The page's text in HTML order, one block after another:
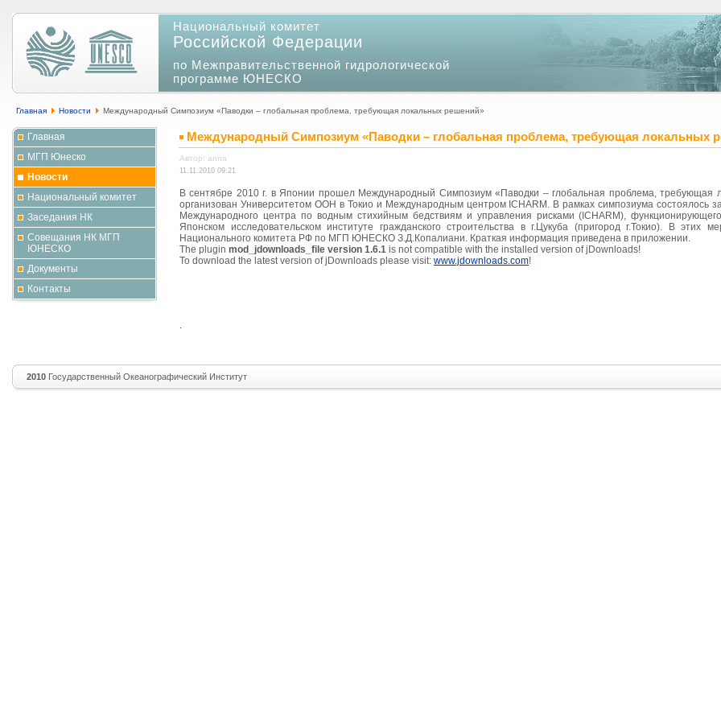
Национальный комитет
Российской Федерации
по Межправительственной гидрологической
программе ЮНЕСКО
Главная Новости Международный Симпозиум «Паводки – глобальная проблема, требующая локальных решений»
Главная
МГП Юнеско
Новости
Национальный комитет
Заседания НК
Совещания НК МГП
ЮНЕСКО
Документы
Контакты
Международный Симпозиум «Паводки – глобальная проблема, требующая локальных
Автор: anna
11.11.2010 09:21
В сентябре 2010 г. в Японии прошел Международный Симпозиум «Паводки – глобальная проблема, требующая
организован Университетом ООН в Токио и Международным центром ICHARM. В рамках симпозиума состоялось
Международного центра по водным стихийным бедствиям и управления рисками (ICHARM),
Японском исследовательском институте гражданского строительства в г.Цукуба (пригород г.Токио). В этих
Национального комитета РФ по МГП ЮНЕСКО З.Д.Копалиани. Краткая информация приведена в приложении.
The plugin mod_jdownloads_file version 1.6.1 is not compatible with the installed version of jDownloads!
To download the latest version of jDownloads please visit: www.jdownloads.com!
.
2010 Государственный Океанографический Институт